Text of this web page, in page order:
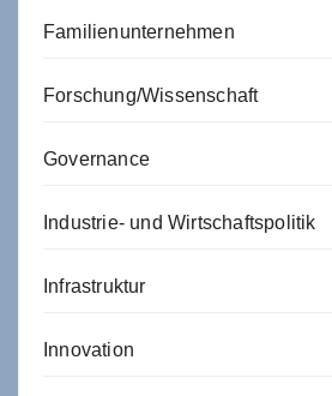
Familienunternehmen
Forschung/Wissenschaft
Governance
Industrie- und Wirtschaftspolitik
Infrastruktur
Innovation